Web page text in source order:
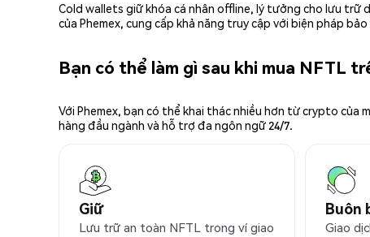
Cold wallets giữ khóa cá nhân offline, lý tưởng cho lưu
của Phemex, cung cấp khả năng truy cập với biện pháp
Bạn có thể làm gì sau khi mua NFTL
Với Phemex, bạn có thể khai thác nhiều hơn từ crypto
hàng đầu ngành và hỗ trợ đa ngôn ngữ 24/7.
Giữ
Lưu trữ an toàn NFTL trong ví giao
Buôn
Giao